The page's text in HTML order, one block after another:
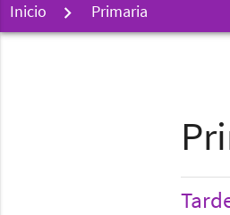
Inicio Primaria